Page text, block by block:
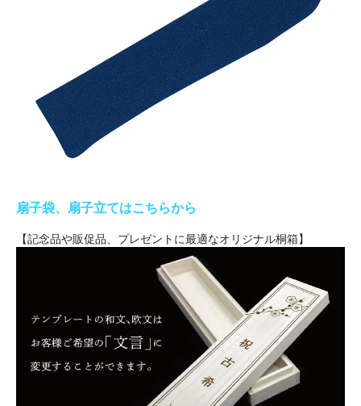
扇子袋、扇子立てはこちらから
【記念品や販促品、プレゼントに最適なオリジナル桐箱】